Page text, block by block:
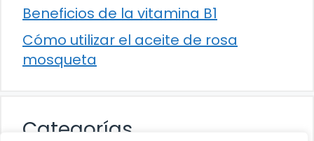
Beneficios de la vitamina B1
Cómo utilizar el aceite de rosa
mosqueta
Categorías